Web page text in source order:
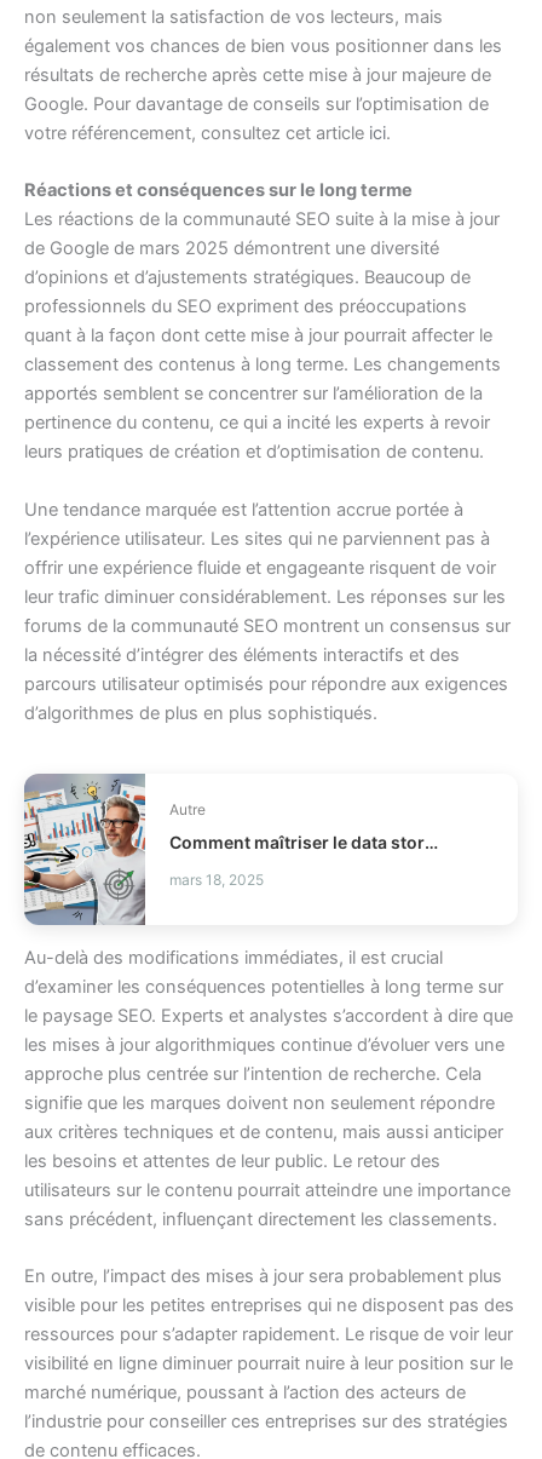
non seulement la satisfaction de vos lecteurs, mais
également vos chances de bien vous positionner dans les
résultats de recherche après cette mise à jour majeure de
Google. Pour davantage de conseils sur l’optimisation de
votre référencement, consultez cet article ici.
Réactions et conséquences sur le long terme
Les réactions de la communauté SEO suite à la mise à jour
de Google de mars 2025 démontrent une diversité
d’opinions et d’ajustements stratégiques. Beaucoup de
professionnels du SEO expriment des préoccupations
quant à la façon dont cette mise à jour pourrait affecter le
classement des contenus à long terme. Les changements
apportés semblent se concentrer sur l’amélioration de la
pertinence du contenu, ce qui a incité les experts à revoir
leurs pratiques de création et d’optimisation de contenu.
Une tendance marquée est l’attention accrue portée à
l’expérience utilisateur. Les sites qui ne parviennent pas à
offrir une expérience fluide et engageante risquent de voir
leur trafic diminuer considérablement. Les réponses sur les
forums de la communauté SEO montrent un consensus sur
la nécessité d’intégrer des éléments interactifs et des
parcours utilisateur optimisés pour répondre aux exigences
d’algorithmes de plus en plus sophistiqués.
Autre
Comment maîtriser le data storytelling pour maximiser l'impact business ?
mars 18, 2025
Au-delà des modifications immédiates, il est crucial
d’examiner les conséquences potentielles à long terme sur
le paysage SEO. Experts et analystes s’accordent à dire que
les mises à jour algorithmiques continue d’évoluer vers une
approche plus centrée sur l’intention de recherche. Cela
signifie que les marques doivent non seulement répondre
aux critères techniques et de contenu, mais aussi anticiper
les besoins et attentes de leur public. Le retour des
utilisateurs sur le contenu pourrait atteindre une importance
sans précédent, influençant directement les classements.
En outre, l’impact des mises à jour sera probablement plus
visible pour les petites entreprises qui ne disposent pas des
ressources pour s’adapter rapidement. Le risque de voir leur
visibilité en ligne diminuer pourrait nuire à leur position sur le
marché numérique, poussant à l’action des acteurs de
l’industrie pour conseiller ces entreprises sur des stratégies
de contenu efficaces.